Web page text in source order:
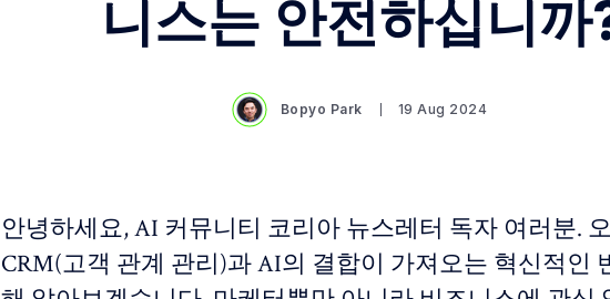
니스는 안전하십니까
Bopyo Park 19 Aug 2024
안녕하세요, AI 커뮤니티 코리아 뉴스레터 독자 여러분.
CRM(고객 관계 관리)과 AI의 결합이 가져오는 혁신적인